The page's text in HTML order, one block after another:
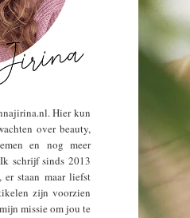
Hier kun
over beauty,
en nog meer
schrijf sinds 2013
staan maar liefst
zijn voorzien
missie om jou te